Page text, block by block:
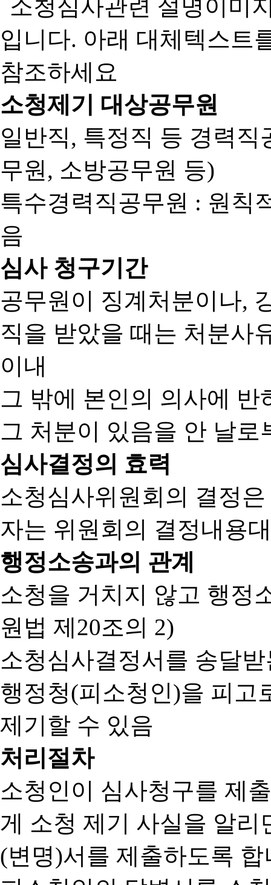
소청제기 대상공무원
일반직, 특정직 등 경력
무원, 소방공무원 등)
특수경력직공무원 : 원칙
음
심사 청구기간
공무원이 징계처분이나,
직을 받았을 때는 처분사
이내
그 밖에 본인의 의사에
그 처분이 있음을 안 날로
심사결정의 효력
소청심사위원회의 결정
자는 위원회의 결정내용
행정소송과의 관계
소청을 거치지 않고 행정
원법 제20조의 2)
소청심사결정서를 송달
행정청(피소청인)을 피고
제기할 수 있음
처리절차
소청인이 심사청구를 제
게 소청 제기 사실을 알
(변명)서를 제출하도록 합